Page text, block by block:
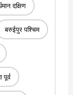
दक्षिण
बरुईपुर पश्चिम
पूर्व